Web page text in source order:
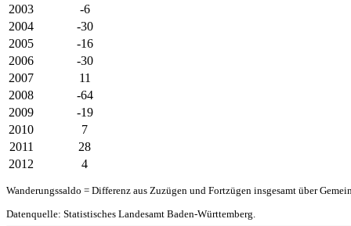
2003
-6
2004
-30
2005
-16
2006
-30
2007
11
2008
-64
2009
-19
2010
7
2011
28
2012
4
Wanderungssaldo = Differenz aus Zuzügen und Fortzügen insgesamt über
Datenquelle: Statistisches Landesamt Baden-Württemberg.